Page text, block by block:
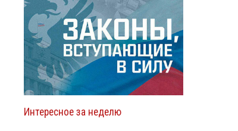
Интересное за неделю